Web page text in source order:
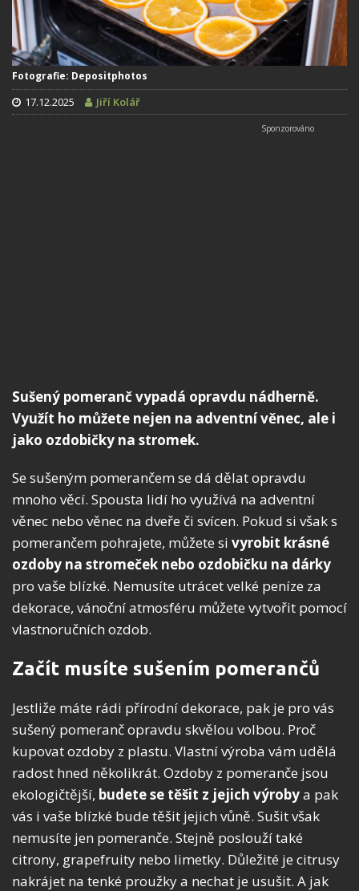
Fotografie: Depositphotos
17.12.2025 Jiří Kolář
Sušený pomeranč vypadá opravdu nádherně.
Využít ho můžete nejen na adventní věnec, ale i
jako ozdobičky na stromek.
Se sušeným pomerančem se dá dělat opravdu
mnoho věcí. Spousta lidí ho využívá na adventní
věnec nebo věnec na dveře či svícen. Pokud si však s
pomerančem pohrajete, můžete si vyrobit krásné
ozdoby na stromeček nebo ozdobičku na dárky
pro vaše blízké. Nemusíte utrácet velké peníze za
dekorace, vánoční atmosféru můžete vytvořit pomocí
vlastnoručních ozdob.
Začít musíte sušením pomerančů
Jestliže máte rádi přírodní dekorace, pak je pro vás
sušený pomeranč opravdu skvělou volbou. Proč
kupovat ozdoby z plastu. Vlastní výroba vám udělá
radost hned několikrát. Ozdoby z pomeranče jsou
ekologičtější, budete se těšit z jejich výrobya pak
vás i vaše blízké bude těšit jejich vůně. Sušit však
nemusíte jen pomeranče. Stejně poslouží také
citrony, grapefruity nebo limetky. Důležité je citrusy
nakrájet na tenké proužky a nechat je usušit. A jak